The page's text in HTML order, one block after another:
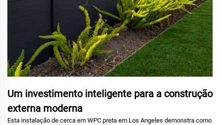
Um investimento inteligente para a construção
externa moderna
Esta instalação de cerca em WPC preta em Los Angeles demonstra como